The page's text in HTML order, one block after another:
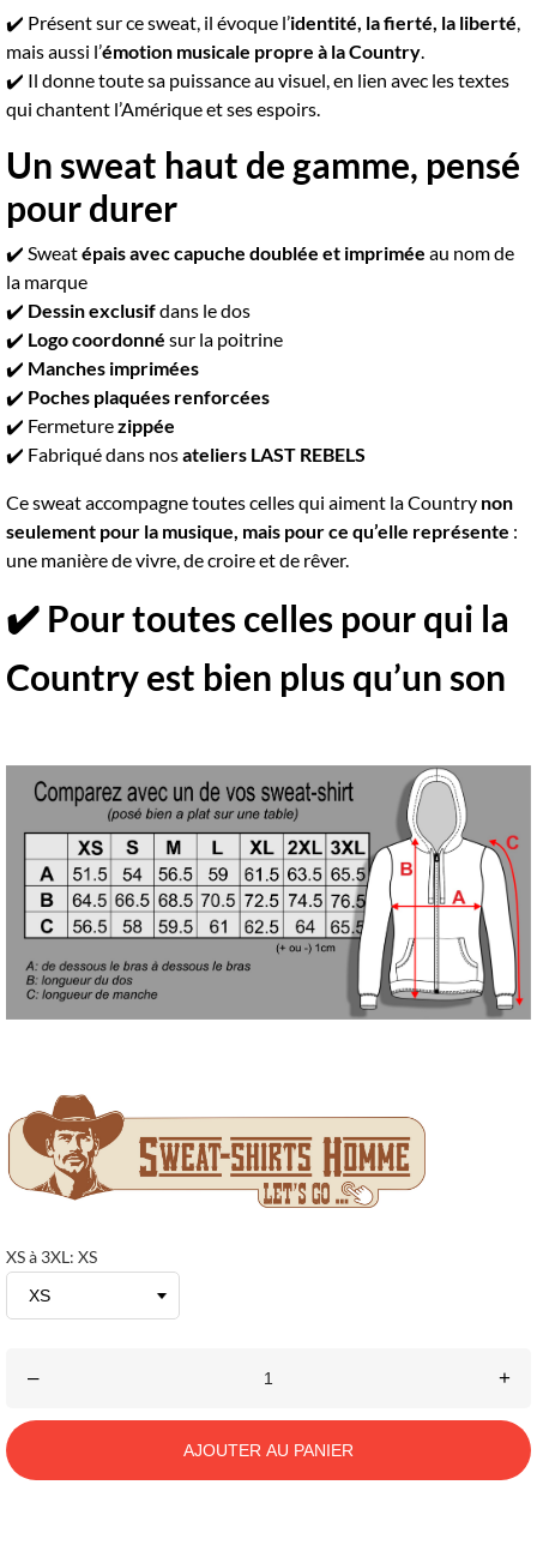
✔️ Présent sur ce sweat, il évoque l’identité, la fierté, la liberté,
mais aussi l’émotion musicale propre à la Country.
✔️ Il donne toute sa puissance au visuel, en lien avec les textes
qui chantent l’Amérique et ses espoirs.
Un sweat haut de gamme, pensé
pour durer
✔️ Sweatépais avec capuche doublée et imprimée au nom de
la marque
✔️ Dessin exclusifdans le dos
✔️ Logo coordonné sur la poitrine
✔️ Manches imprimées
✔️ Poches plaquées renforcées
✔️ Fermeturezippée
✔️ Fabriqué dans nosateliers LAST REBELS
Ce sweat accompagne toutes celles qui aiment la Country non
seulement pour la musique, mais pour ce qu’elle représente :
une manière de vivre, de croire et de rêver.
✔️ Pour toutes celles pour qui la
Country est bien plus qu’un son
XS à 3XL: XS
– +
AJOUTER AU PANIER